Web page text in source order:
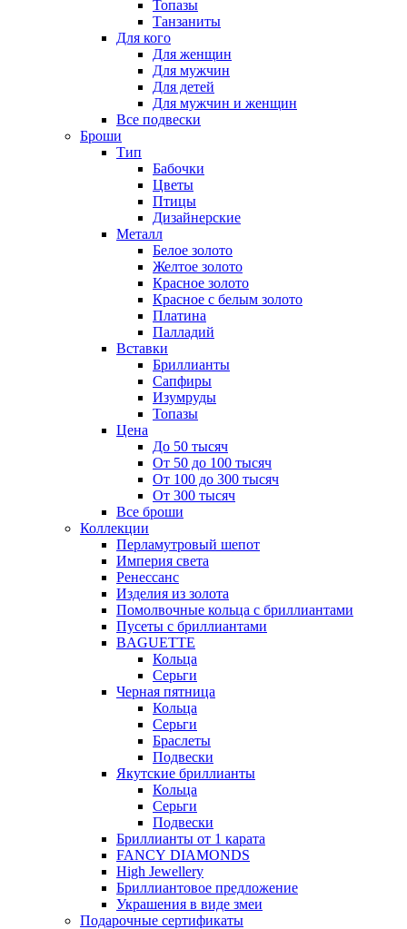
Топазы
Танзаниты
Для кого
Для женщин
Для мужчин
Для детей
Для мужчин и женщин
Все подвески
Броши
Тип
Бабочки
Цветы
Птицы
Дизайнерские
Металл
Белое золото
Желтое золото
Красное золото
Красное с белым золото
Платина
Палладий
Вставки
Бриллианты
Сапфиры
Изумруды
Топазы
Цена
До 50 тысяч
От 50 до 100 тысяч
От 100 до 300 тысяч
От 300 тысяч
Все броши
Коллекции
Перламутровый шепот
Империя света
Ренессанс
Изделия из золота
Помолвочные кольца с бриллиантами
Пусеты с бриллиантами
BAGUETTE
Кольца
Серьги
Черная пятница
Кольца
Серьги
Браслеты
Подвески
Якутские бриллианты
Кольца
Серьги
Подвески
Бриллианты от 1 карата
FANCY DIAMONDS
High Jewellery
Бриллиантовое предложение
Украшения в виде змеи
Подарочные сертификаты